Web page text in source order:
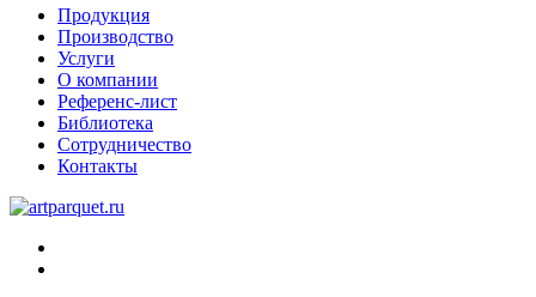
Продукция
Производство
Услуги
О компании
Референс-лист
Библиотека
Сотрудничество
Контакты